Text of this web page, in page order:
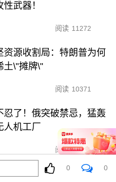
武器！
阅读 11272
资源收割局：特朗普为何
土\"摊牌\"
阅读 10371
忍了！俄突破禁忌，猛轰
机工厂
阅读 8825
又生毒计，陆地也要封
0 0